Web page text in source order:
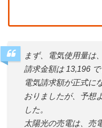
まず、電気使用量は
請求金額は 13,196 で
電気請求額が正式に
おりましたが、予想
した。
太陽光の売電は、